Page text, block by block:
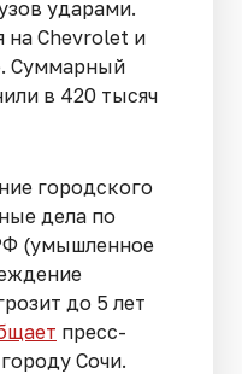
ударами.
на Chevrolet и
Суммарный
в 420 тысяч
городского
дела по
(умышленное
до 5 лет
пресс-
Сочи.